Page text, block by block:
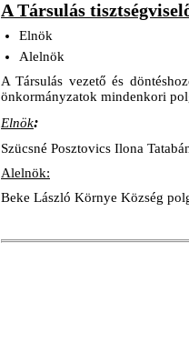
A Társulás
Elnök
Alelnök
A Társulás vezető és
önkormányzatok mindenkori
Elnök:
Szücsné Posztovics Ilona
Alelnök:
Beke László Környe Község